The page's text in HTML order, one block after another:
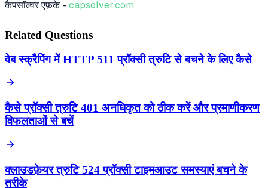
कैपसॉल्वर एफ़के - capsolver.com
Related Questions
वेब स्क्रैपिंग में HTTP 511 प्रॉक्सी त्रुटि से बचने के लिए कैसे
कैसे प्रॉक्सी त्रुटि 401 अनधिकृत को ठीक करें और प्रमाणीकरण
विफलताओं से बचें
क्लाउडफ़ेयर त्रुटि 524 प्रॉक्सी टाइमआउट समस्याएं बचने के
तरीके